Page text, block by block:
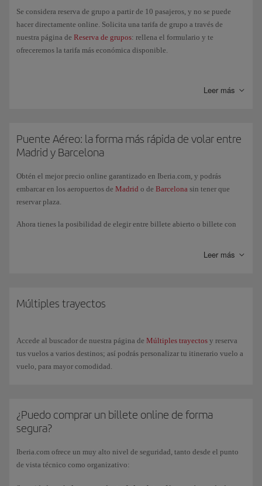
Se considera reserva de grupo a partir de 10 pasajeros, y no se puede
hacer directamente online. Solicita una tarifa de grupo a través de
nuestra página de Reserva de grupos: rellena el formulario y te
ofreceremos la tarifa más económica disponible.
Leer más
Puente Aéreo: la forma más rápida de volar entre
Madrid y Barcelona
Obtén el mejor precio online garantizado en Iberia.com, y podrás
embarcar en los aeropuertos de Madrid o de Barcelona sin tener que
reservar plaza.
Ahora tienes la posibilidad de elegir entre billete abierto o billete con
cambios ilimitados sin coste y elección gratuita de asiento. En el caso de
cambios en la reserva y obtener las tarjetas de embarque desde el día
Consulta loshorariosdel Puente Aéreo para poder compra tu billete o
confirma tu vuelo.
Leer más
Múltiples trayectos
Accede al buscador de nuestra página de Múltiples trayectos y reserva
tus vuelos a varios destinos; así podrás personalizar tu itinerario vuelo a
vuelo, para mayor comodidad.
¿Puedo comprar un billete online de forma
segura?
Iberia.com ofrece un muy alto nivel de seguridad, tanto desde el punto
de vista técnico como organizativo: